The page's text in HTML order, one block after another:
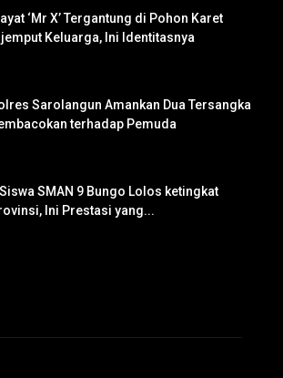
‘Mr X’ Tergantung di Pohon Karet
Keluarga, Ini Identitasnya
Sarolangun Amankan Dua Tersangka
terhadap Pemuda
SMAN 9 Bungo Lolos ketingkat
Ini Prestasi yang...